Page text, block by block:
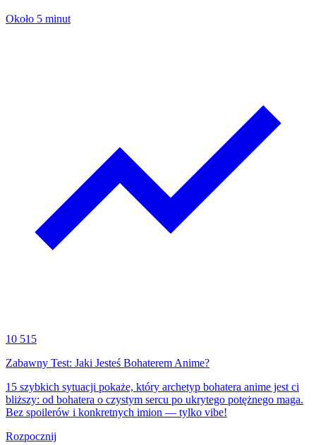
Około 5 minut
10 515
Zabawny Test: Jaki Jesteś Bohaterem Anime?
15 szybkich sytuacji pokaże, który archetyp bohatera anime jest ci
bliższy: od bohatera o czystym sercu po ukrytego potężnego maga.
Bez spoilerów i konkretnych imion — tylko vibe!
Rozpocznij